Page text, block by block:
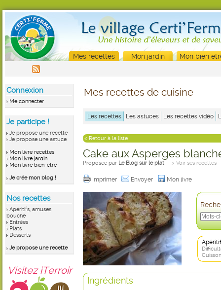
Mes recettes Mon jardin Mon bien
Connexion
Me connecter
Je participe !
Je propose une recette
Je propose une astuce
Mon livre recettes
Mon livre jardin
Mon livre bien-être
Je crée mon blog !
Nos recettes
Apéritifs, amuses
bouche
Entrées
Plats
Desserts
Je propose une recette
Visitez iTerroir
Mes recettes de cuisine
Les recettes Les astuces Les recettes vidéo
< Retour à la liste
Cake aux Asperges
Proposée par Le Blog sur le plat > Voir ses recettes
Imprimer Envoyer Mon livre
Ingrédients